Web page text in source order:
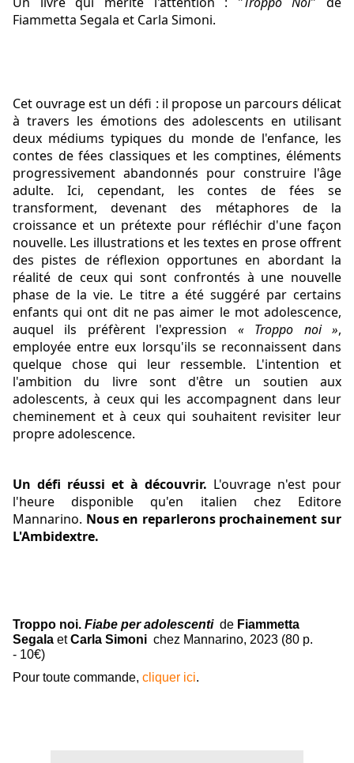
Fiammetta Segala et Carla Simoni.
Cet ouvrage est un défi : il propose un parcours délicat
à travers les émotions des adolescents en utilisant
deux médiums typiques du monde de l'enfance, les
contes de fées classiques et les comptines, éléments
progressivement abandonnés pour construire l'âge
adulte. Ici, cependant, les contes de fées se
transforment, devenant des métaphores de la
croissance et un prétexte pour réfléchir d'une façon
nouvelle. Les illustrations et les textes en prose offrent
des pistes de réflexion opportunes en abordant la
réalité de ceux qui sont confrontés à une nouvelle
phase de la vie. Le titre a été suggéré par certains
enfants qui ont dit ne pas aimer le mot adolescence,
auquel ils préfèrent l'expression « Troppo noi »,
employée entre eux lorsqu'ils se reconnaissent dans
quelque chose qui leur ressemble. L'intention et
l'ambition du livre sont d'être un soutien aux
adolescents, à ceux qui les accompagnent dans leur
cheminement et à ceux qui souhaitent revisiter leur
propre adolescence.
Un défi réussi et à découvrir. L'ouvrage n'est pour
l'heure disponible qu'en italien chez Editore
Mannarino. Nous en reparlerons prochainement sur
L'Ambidextre.
Troppo noi. Fiabe per adolescenti de Fiammetta
Segala et Carla Simoni chez Mannarino, 2023 (80 p.
- 10€)
Pour toute commande, cliquer ici.